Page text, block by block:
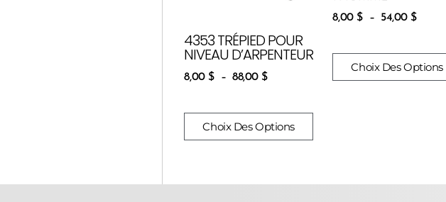
4353 TRÉPIED POUR
NIVEAU D’ARPENTEUR
8,00 $ – 88,00 $
Choix Des Options
8,00 $ – 54,00 $
Choix Des Options